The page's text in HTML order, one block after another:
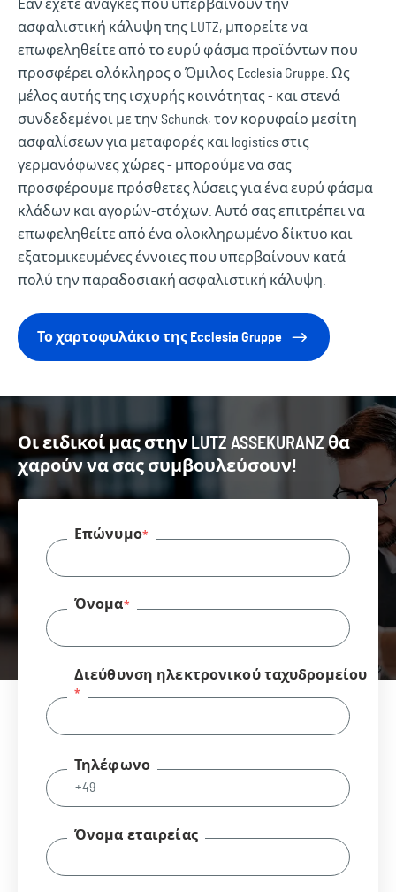
Εάν έχετε ανάγκες που υπερβαίνουν την
ασφαλιστική κάλυψη της LUTZ, μπορείτε να
επωφεληθείτε από το ευρύ φάσμα προϊόντων που
προσφέρει ολόκληρος ο Όμιλος Ecclesia Gruppe. Ως
μέλος αυτής της ισχυρής κοινότητας - και στενά
συνδεδεμένοι με την Schunck, τον κορυφαίο μεσίτη
ασφαλίσεων για μεταφορές και logistics στις
γερμανόφωνες χώρες - μπορούμε να σας
προσφέρουμε πρόσθετες λύσεις για ένα ευρύ φάσμα
κλάδων και αγορών-στόχων. Αυτό σας επιτρέπει να
επωφεληθείτε από ένα ολοκληρωμένο δίκτυο και
εξατομικευμένες έννοιες που υπερβαίνουν κατά
πολύ την παραδοσιακή ασφαλιστική κάλυψη.
Το χαρτοφυλάκιο της Ecclesia Gruppe
Οι ειδικοί μας στην LUTZ ASSEKURANZ θα
χαρούν να σας συμβουλεύσουν!
Επώνυμο
Όνομα
Διεύθυνση ηλεκτρονικού ταχυδρομείου
Τηλέφωνο
Όνομα εταιρείας